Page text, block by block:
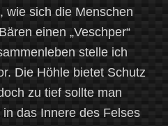
wie sich die Menschen
einen „Veschper“
stelle ich
Die Höhle bietet Schutz
zu tief sollte man
das Innere des Felses